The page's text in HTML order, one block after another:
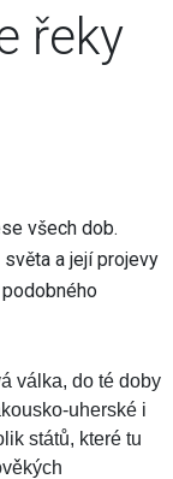
řeky
všech dob.
a její projevy
válka, do té doby
uherské i
států, které tu